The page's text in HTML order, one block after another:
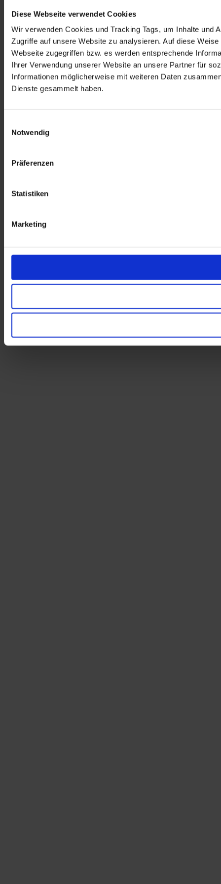
Diese Webseite verwendet Cookies
Wir verwenden Cookies und Tracking Tags, um Inhalte und
Zugriffe auf unsere Website zu analysieren. Auf diese
Webseite zugegriffen bzw. es werden entsprechende
Ihrer Verwendung unserer Website an unsere Partner für
Informationen möglicherweise mit weiteren Daten
Dienste gesammelt haben.
Notwendig
Präferenzen
Statistiken
Marketing